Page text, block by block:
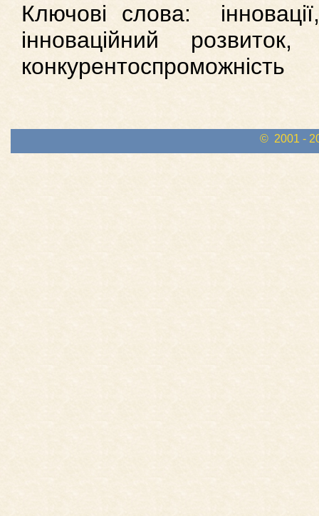
Ключові слова:
інноваційний
конкурентоспроможність
© 2001 -